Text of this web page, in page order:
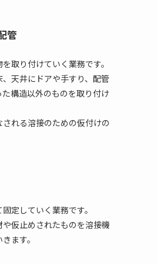
管
取り付けていく業務です。
天井にドアや手すり、配管
構造以外のものを取り付け
れる溶接のための仮付けの
定していく業務です。
仮止めされたものを溶接機
ます。